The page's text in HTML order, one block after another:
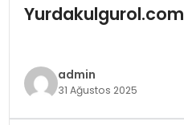
TEKNOLOJI
YAŞAM
Yurdakulgurol.com
admin
31 Ağustos 2025